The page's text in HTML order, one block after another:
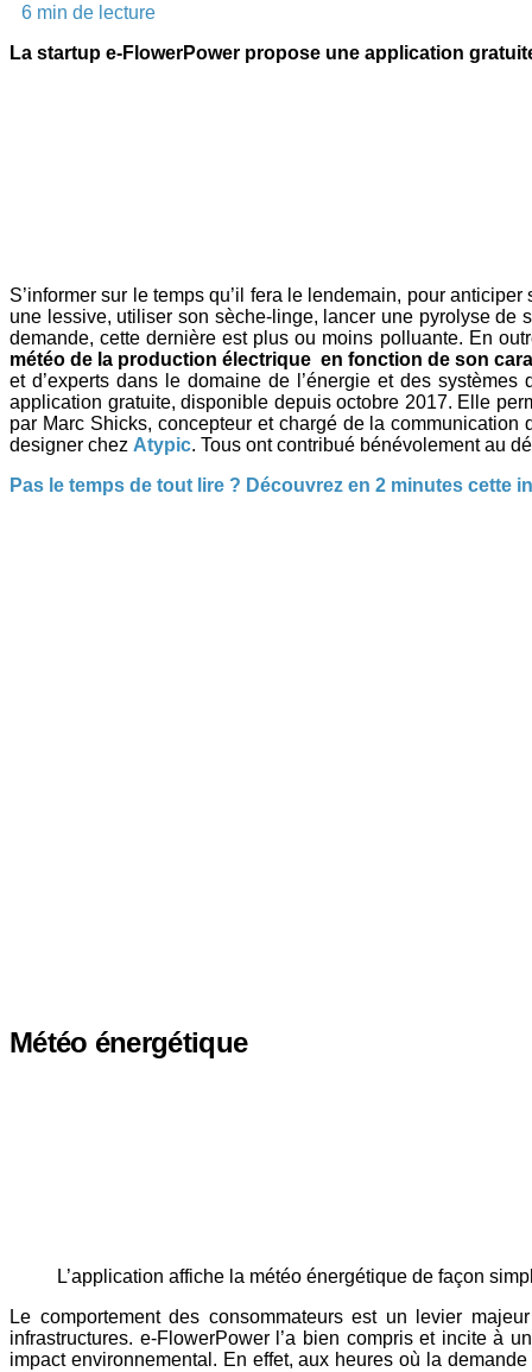
6 min de lecture
La startup e-FlowerPower propose une application
S’informer sur le temps qu’il fera le lendemain, pour
une lessive, utiliser son sèche-linge, lancer une pyrolyse de
demande, cette dernière est plus ou moins polluante. En
météo de la production électrique en fonction de son
et d’experts dans le domaine de l’énergie et des
application gratuite, disponible depuis octobre 2017. Elle
par Marc Shicks, concepteur et chargé de la
designer chez Atypic. Tous ont contribué bénévolement au
Pas le temps de tout lire ? Découvrez en 2 minutes cette
Météo énergétique
L’application affiche la météo énergétique de façon
Le comportement des consommateurs est un levier
infrastructures. e-FlowerPower l’a bien compris et incite à
impact environnemental. En effet, aux heures où la